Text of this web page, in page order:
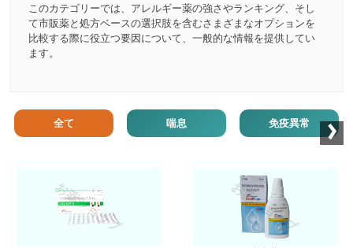
このカテゴリーでは、アレルギー薬の強さやランキング、そし
て市販薬と処方ベースの選択肢を含むさまざまなオプションを
比較する際に役立つ要因について、一般的な情報を提供してい
ます。
全て 喘息 免疫異常 ›
お薬ショップ お薬ショップ